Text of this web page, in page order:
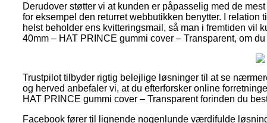
Derudover støtter vi at kunden er påpasselig med de
for eksempel den returret webbutikken benytter. I relation
helst beholder ens kvitteringsmail, så man i fremtiden vil
40mm – HAT PRINCE gummi cover – Transparent, om
Trustpilot tilbyder rigtig belejlige løsninger til at se
og herved anbefaler vi, at du efterforsker online
HAT PRINCE gummi cover – Transparent forinden du
Facebook fører til lignende nogenlunde værdifulde